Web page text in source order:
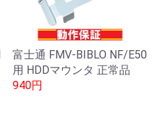
富士通 FMV-BIBLO NF/E50
用 HDDマウンタ 正常品
940円